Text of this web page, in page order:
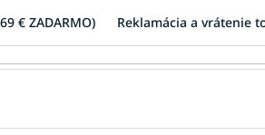
€ ZADARMO) Reklamácia a vrátenie